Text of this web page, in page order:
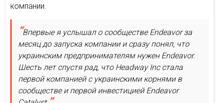
компании.
Впервые я услышал о сообществе Endeavor за
месяц до запуска компании и сразу понял, что
украинским предпринимателям нужен Endeavor.
Шесть лет спустя рад, что Headway Inc стала
первой компанией с украинскими корнями в
сообществе и первой инвестицией Endeavor